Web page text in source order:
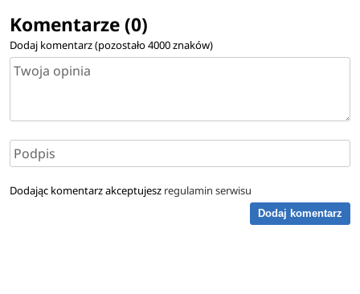
Komentarze (0)
Dodaj komentarz (pozostało4000znaków)
Dodając komentarz akceptujesz regulamin serwisu
Dodaj komentarz